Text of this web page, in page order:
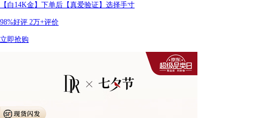
【白14K金】下单后【真爱验证】选择手寸
98%好评 2万+评价
立即抢购